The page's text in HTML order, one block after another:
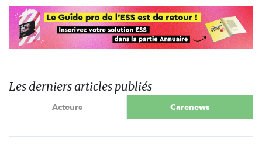
Les derniers articles publiés
Acteurs Carenews